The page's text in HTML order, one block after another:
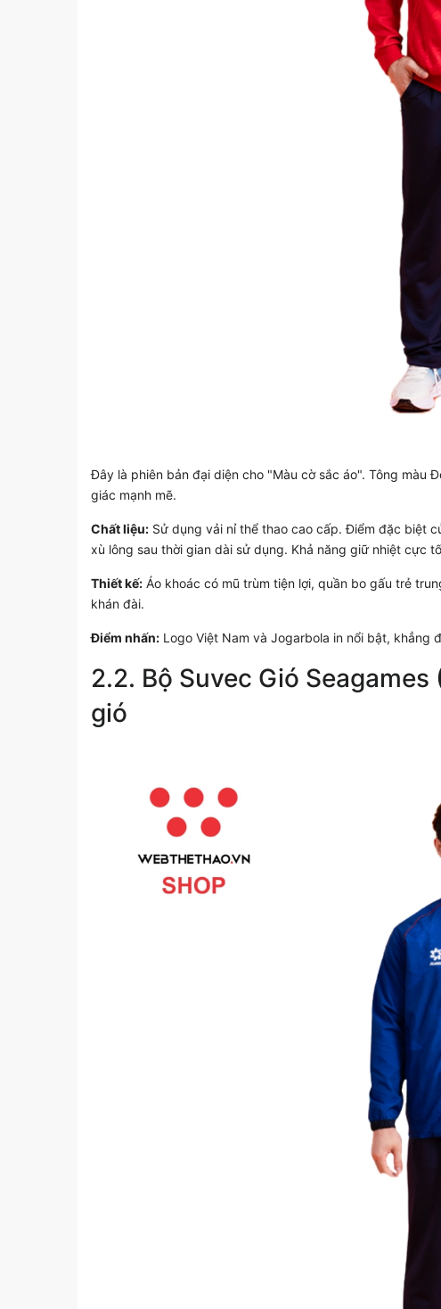
Đây là phiên bản đại diện cho "Màu cờ sắc áo". Tông màu
giác mạnh mẽ.
Chất liệu: Sử dụng vải nỉ thể thao cao cấp. Điểm đặc biệt
xù lông sau thời gian dài sử dụng. Khả năng giữ nhiệt cực
Thiết kế: Áo khoác có mũ trùm tiện lợi, quần bo gấu trẻ
khán đài.
Điểm nhấn: Logo Việt Nam và Jogarbola in nổi bật, khẳng
2.2. Bộ Suvec Gió
gió